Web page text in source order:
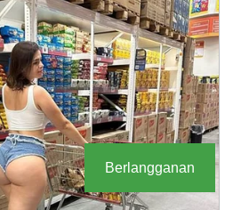
Berlangganan